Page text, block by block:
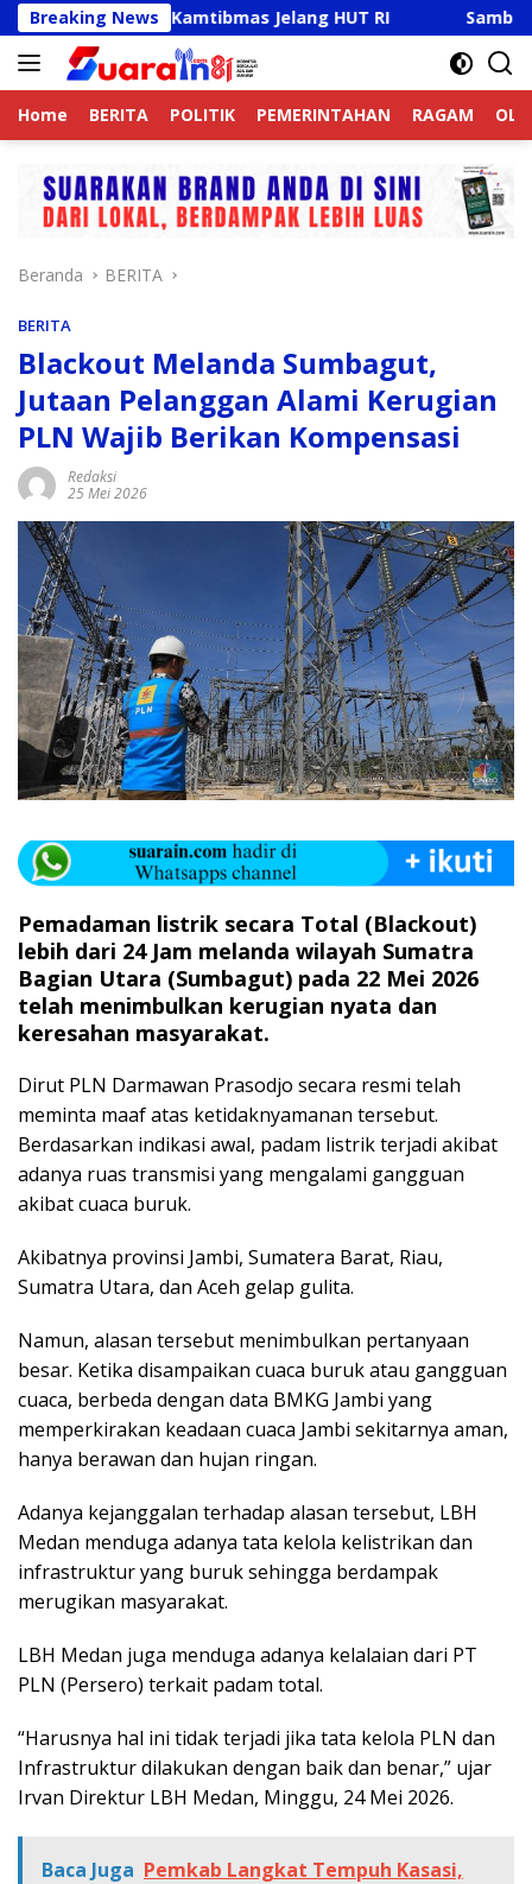
Langsung
ke
konten
Breaking News
Kamtibmas Jelang HUT RI Sambut HUT RI Ke-
Home BERITA POLITIK PEMERINTAHAN RAGAM
Beranda BERITA
BERITA
Blackout Melanda Sumbagut,
Jutaan Pelanggan Alami Kerugian
PLN Wajib Berikan Kompensasi
Redaksi
25 Mei 2026
Pemadaman listrik secara Total (Blackout)
lebih dari 24 Jam melanda wilayah Sumatra
Bagian Utara (Sumbagut) pada 22 Mei 2026
telah menimbulkan kerugian nyata dan
keresahan masyarakat.
Dirut PLN Darmawan Prasodjo secara resmi telah
meminta maaf atas ketidaknyamanan tersebut.
Berdasarkan indikasi awal, padam listrik terjadi akibat
adanya ruas transmisi yang mengalami gangguan
akibat cuaca buruk.
Akibatnya provinsi Jambi, Sumatera Barat, Riau,
Sumatra Utara, dan Aceh gelap gulita.
Namun, alasan tersebut menimbulkan pertanyaan
besar. Ketika disampaikan cuaca buruk atau gangguan
cuaca, berbeda dengan data BMKG Jambi yang
memperkirakan keadaan cuaca Jambi sekitarnya aman,
hanya berawan dan hujan ringan.
Adanya kejanggalan terhadap alasan tersebut, LBH
Medan menduga adanya tata kelola kelistrikan dan
infrastruktur yang buruk sehingga berdampak
merugikan masyarakat.
LBH Medan juga menduga adanya kelalaian dari PT
PLN (Persero) terkait padam total.
“Harusnya hal ini tidak terjadi jika tata kelola PLN dan
Infrastruktur dilakukan dengan baik dan benar,” ujar
Irvan Direktur LBH Medan, Minggu, 24 Mei 2026.
Baca Juga Pemkab Langkat Tempuh Kasasi,